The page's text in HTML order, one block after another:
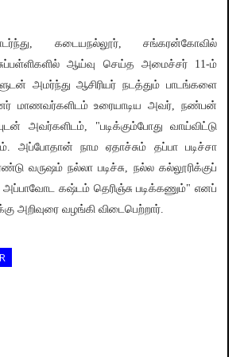
கடையநல்லூர், சங்கரன்கோவில்
ஆய்வு செய்த அமைச்சர் 11-ம்
அமர்ந்து ஆசிரியர் நடத்தும் பாடங்களை
மாணவர்களிடம் உரையாடிய அவர், நண்பன்
அவர்களிடம், "படிக்கும்போது வாய்விட்டு
அப்போதான் நாம ஏதாச்சும் தப்பா படிச்சா
வருஷம் நல்லா படிச்சு, நல்ல கல்லூரிக்குப்
கஷ்டம் தெரிஞ்சு படிக்கணும்" எனப்
அறிவுரை வழங்கி விடைபெற்றார்.